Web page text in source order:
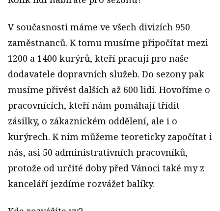
V současnosti máme ve všech divizích 950
zaměstnanců. K tomu musíme připočítat mezi
1200 a 1400 kurýrů, kteří pracují pro naše
dodavatele dopravních služeb. Do sezony pak
musíme přivést dalších až 600 lidí. Hovoříme o
pracovnících, kteří nám pomáhají třídit
zásilky, o zákaznickém oddělení, ale i o
kurýrech. K nim můžeme teoreticky započítat i
nás, asi 50 administrativních pracovníků,
protože od určité doby před Vánoci také my z
kanceláří jezdíme rozvážet balíky.